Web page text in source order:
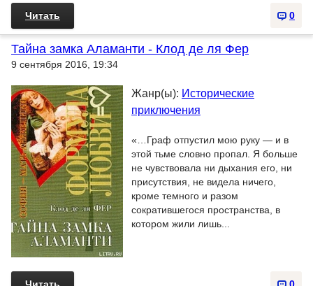
0
Читать
Тайна замка Аламанти - Клод де ля Фер
9 сентября 2016, 19:34
Жанр(ы): Исторические
приключения
«…Граф отпустил мою руку — и в
этой тьме словно пропал. Я больше
не чувствовала ни дыхания его, ни
присутствия, не видела ничего,
кроме темного и разом
сократившегося пространства, в
котором жили лишь...